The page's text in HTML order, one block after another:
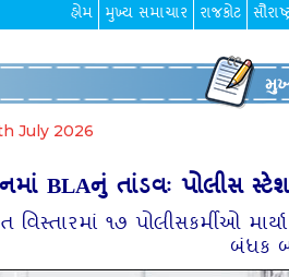
હોમ મુખ્ય સમાચાર રાજકોટ
July 2026
BLAનું તાંડવઃ પોલીસ
વિસ્‍તારમાં ૧૭ પોલીસકર્મીઓ
બંધક